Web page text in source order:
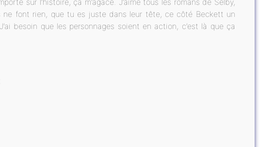
sur l’histoire, ça m’agace. J’aime tous les romans de Selby,
ne font rien, que tu es juste dans leur tête, ce côté Beckett un
besoin que les personnages soient en action, c’est là que ça